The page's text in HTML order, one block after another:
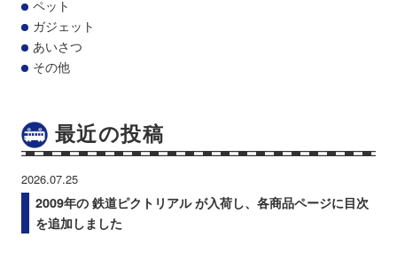
ペット
ガジェット
あいさつ
その他
最近の投稿
2026.07.25
2009年の 鉄道ピクトリアル が入荷し、各商品ページに目次
を追加しました